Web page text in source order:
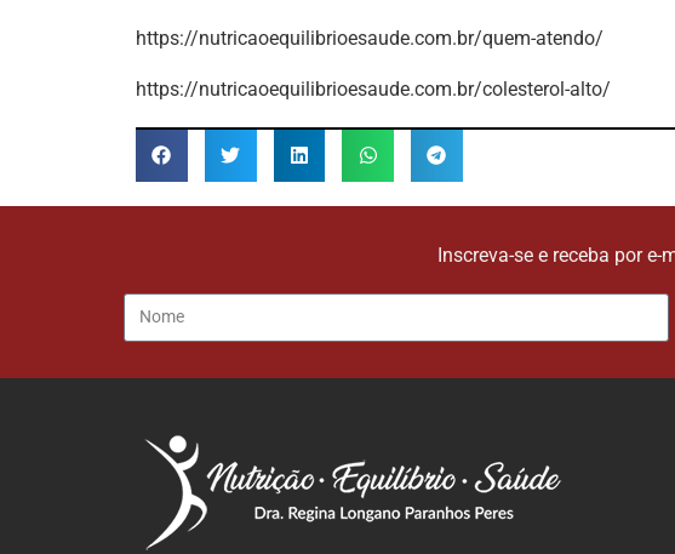
https://nutricaoequilibrioesaude.com.br/quem-atendo/
https://nutricaoequilibrioesaude.com.br/colesterol-alto/
Inscreva-se e receba por